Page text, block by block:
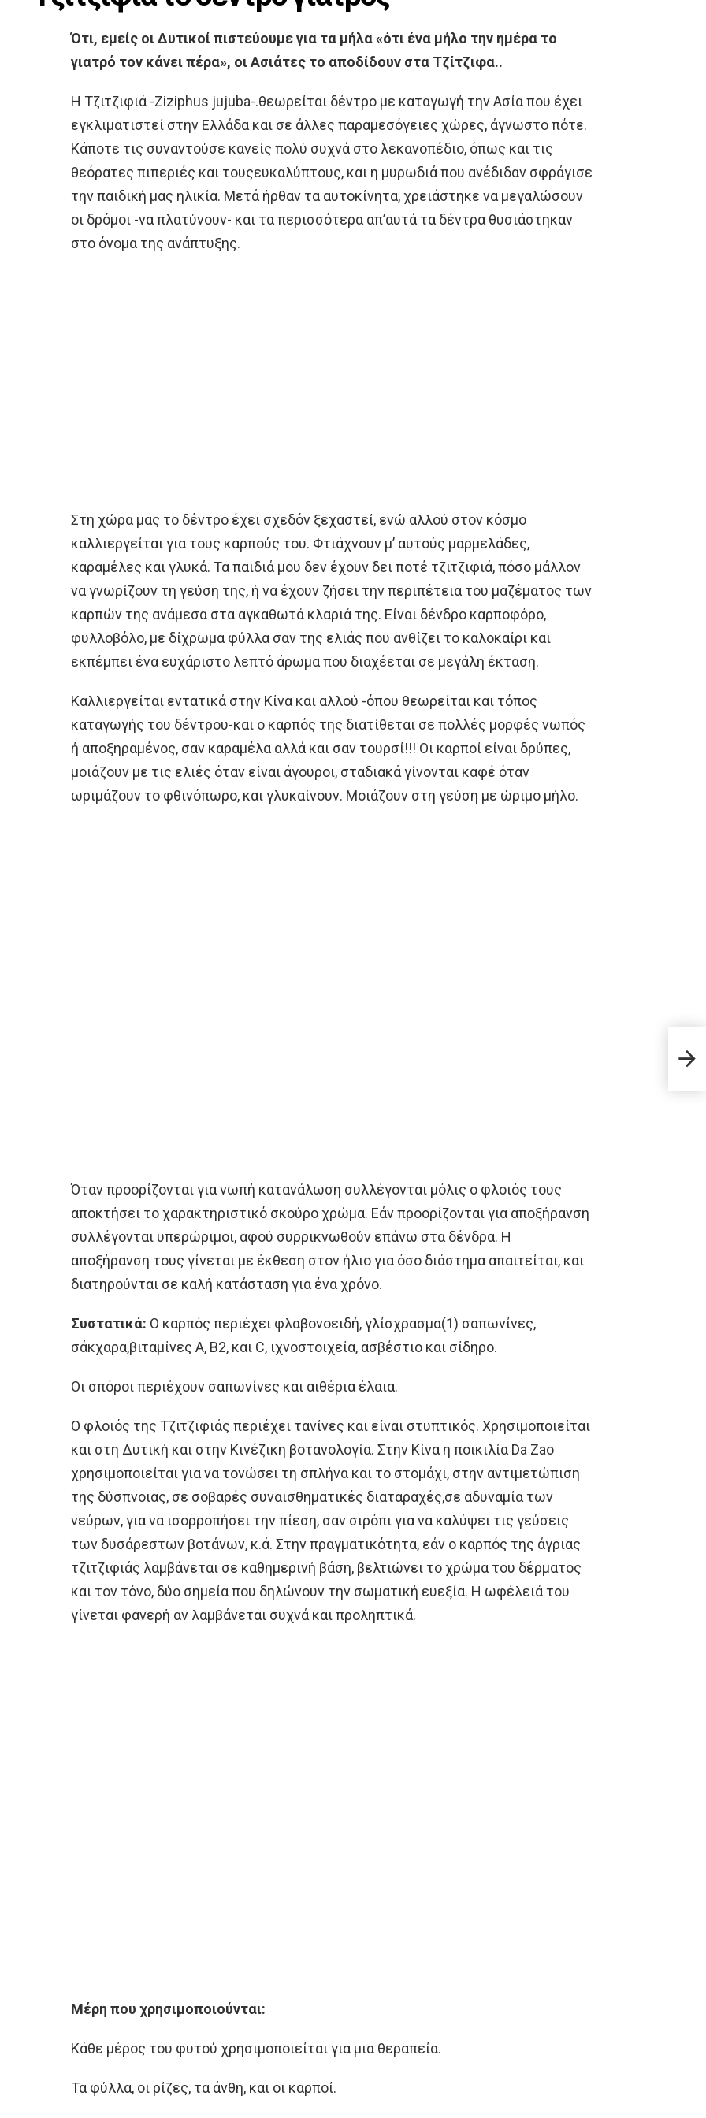
Ότι, εμείς οι Δυτικοί πιστεύουμε για τα μήλα «ότι ένα μήλο την ημέρα το
γιατρό τον κάνει πέρα», οι Ασιάτες το αποδίδουν στα Τζίτζιφα..
Η Τζιτζιφιά -Ziziphus jujuba-.θεωρείται δέντρο με καταγωγή την Ασία που έχει
εγκλιματιστεί στην Ελλάδα και σε άλλες παραμεσόγειες χώρες, άγνωστο πότε.
Κάποτε τις συναντούσε κανείς πολύ συχνά στο λεκανοπέδιο, όπως και τις
θεόρατες πιπεριές και τουςευκαλύπτους, και η μυρωδιά που ανέδιδαν σφράγισε
την παιδική μας ηλικία. Μετά ήρθαν τα αυτοκίνητα, χρειάστηκε να μεγαλώσουν
οι δρόμοι -να πλατύνουν- και τα περισσότερα απ’αυτά τα δέντρα θυσιάστηκαν
στο όνομα της ανάπτυξης.
Στη χώρα μας το δέντρο έχει σχεδόν ξεχαστεί, ενώ αλλού στον κόσμο
καλλιεργείται για τους καρπούς του. Φτιάχνουν μ’ αυτούς μαρμελάδες,
καραμέλες και γλυκά. Τα παιδιά μου δεν έχουν δει ποτέ τζιτζιφιά, πόσο μάλλον
να γνωρίζουν τη γεύση της, ή να έχουν ζήσει την περιπέτεια του μαζέματος των
καρπών της ανάμεσα στα αγκαθωτά κλαριά της. Είναι δένδρο καρποφόρο,
φυλλοβόλο, με δίχρωμα φύλλα σαν της ελιάς που ανθίζει το καλοκαίρι και
εκπέμπει ένα ευχάριστο λεπτό άρωμα που διαχέεται σε μεγάλη έκταση.
Καλλιεργείται εντατικά στην Κίνα και αλλού -όπου θεωρείται και τόπος
καταγωγής του δέντρου-και ο καρπός της διατίθεται σε πολλές μορφές νωπός
ή αποξηραμένος, σαν καραμέλα αλλά και σαν τουρσί!!! Οι καρποί είναι δρύπες,
μοιάζουν με τις ελιές όταν είναι άγουροι, σταδιακά γίνονται καφέ όταν
ωριμάζουν το φθινόπωρο, και γλυκαίνουν. Μοιάζουν στη γεύση με ώριμο μήλο.
Όταν προορίζονται για νωπή κατανάλωση συλλέγονται μόλις ο φλοιός τους
αποκτήσει το χαρακτηριστικό σκούρο χρώμα. Εάν προορίζονται για αποξήρανση
συλλέγονται υπερώριμοι, αφού συρρικνωθούν επάνω στα δένδρα. Η
αποξήρανση τους γίνεται με έκθεση στον ήλιο για όσο διάστημα απαιτείται, και
διατηρούνται σε καλή κατάσταση για ένα χρόνο.
Συστατικά: Ο καρπός περιέχει φλαβονοειδή, γλίσχρασμα(1) σαπωνίνες,
σάκχαρα,βιταμίνες Α, Β2, και C, ιχνοστοιχεία, ασβέστιο και σίδηρο.
Οι σπόροι περιέχουν σαπωνίνες και αιθέρια έλαια.
Ο φλοιός της Τζιτζιφιάς περιέχει τανίνες και είναι στυπτικός. Χρησιμοποιείται
και στη Δυτική και στην Κινέζικη βοτανολογία. Στην Κίνα η ποικιλία Da Zao
χρησιμοποιείται για να τονώσει τη σπλήνα και το στομάχι, στην αντιμετώπιση
της δύσπνοιας, σε σοβαρές συναισθηματικές διαταραχές,σε αδυναμία των
νεύρων, για να ισορροπήσει την πίεση, σαν σιρόπι για να καλύψει τις γεύσεις
των δυσάρεστων βοτάνων, κ.ά. Στην πραγματικότητα, εάν ο καρπός της άγριας
τζιτζιφιάς λαμβάνεται σε καθημερινή βάση, βελτιώνει το χρώμα του δέρματος
και τον τόνο, δύο σημεία που δηλώνουν την σωματική ευεξία. Η ωφέλειά του
γίνεται φανερή αν λαμβάνεται συχνά και προληπτικά.
Μέρη που χρησιμοποιούνται:
Κάθε μέρος του φυτού χρησιμοποιείται για μια θεραπεία.
Τα φύλλα, οι ρίζες, τα άνθη, και οι καρποί.